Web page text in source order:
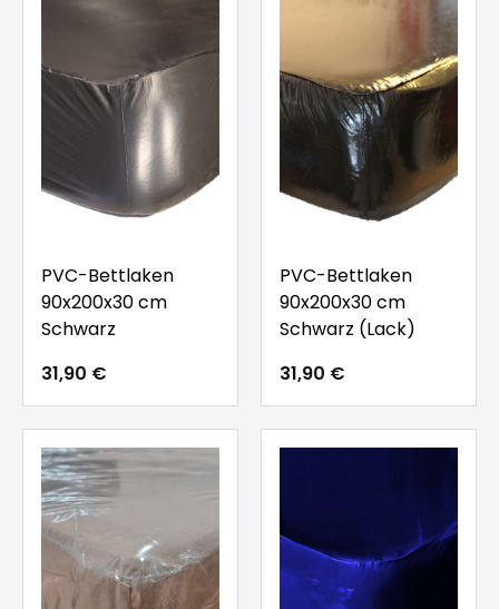
PVC-Bettlaken
90x200x30 cm
Schwarz
31,90 €
PVC-Bettlaken
90x200x30 cm
Schwarz (Lack)
31,90 €